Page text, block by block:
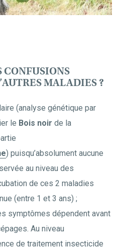
CONFUSIONS
MALADIES ?
(analyse génétique par
le Bois noir de la
) puisqu’absolument aucune
au niveau des
de ces 2 maladies
(entre 1 et 3 ans) ;
symptômes dépendent avant
Au niveau
de traitement insecticide